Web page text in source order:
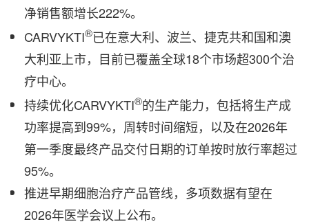
净销售额增长222%。
CARVYKTI®已在意大利、波兰、捷克共和国和澳
大利亚上市，目前已覆盖全球18个市场超300个治
疗中心。
持续优化CARVYKTI®的生产能力，包括将生产成
功率提高到99%，周转时间缩短，以及在2026年
第一季度最终产品交付日期的订单按时放行率超过
95%。
推进早期细胞治疗产品管线，多项数据有望在
2026年医学会议上公布。